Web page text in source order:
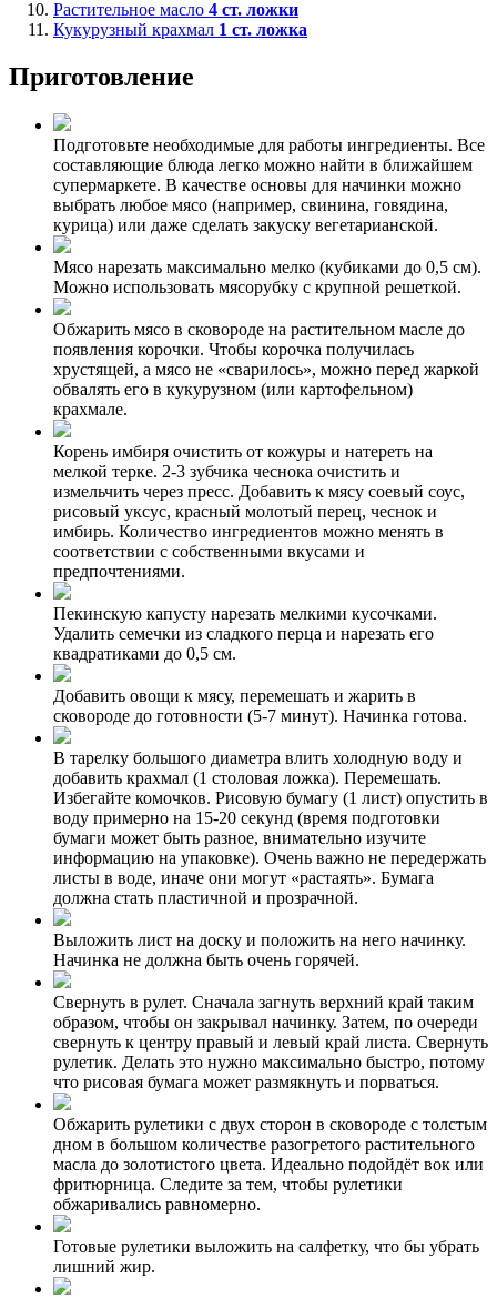
Растительное масло 4 ст. ложки
Кукурузный крахмал 1 ст. ложка
Приготовление
Подготовьте необходимые для работы ингредиенты. Все
составляющие блюда легко можно найти в ближайшем
супермаркете. В качестве основы для начинки можно
выбрать любое мясо (например, свинина, говядина,
курица) или даже сделать закуску вегетарианской.
Мясо нарезать максимально мелко (кубиками до 0,5 см).
Можно использовать мясорубку с крупной решеткой.
Обжарить мясо в сковороде на растительном масле до
появления корочки. Чтобы корочка получилась
хрустящей, а мясо не «сварилось», можно перед жаркой
обвалять его в кукурузном (или картофельном)
крахмале.
Корень имбиря очистить от кожуры и натереть на
мелкой терке. 2-3 зубчика чеснока очистить и
измельчить через пресс. Добавить к мясу соевый соус,
рисовый уксус, красный молотый перец, чеснок и
имбирь. Количество ингредиентов можно менять в
соответствии с собственными вкусами и
предпочтениями.
Пекинскую капусту нарезать мелкими кусочками.
Удалить семечки из сладкого перца и нарезать его
квадратиками до 0,5 см.
Добавить овощи к мясу, перемешать и жарить в
сковороде до готовности (5-7 минут). Начинка готова.
В тарелку большого диаметра влить холодную воду и
добавить крахмал (1 столовая ложка). Перемешать.
Избегайте комочков. Рисовую бумагу (1 лист) опустить в
воду примерно на 15-20 секунд (время подготовки
бумаги может быть разное, внимательно изучите
информацию на упаковке). Очень важно не передержать
листы в воде, иначе они могут «растаять». Бумага
должна стать пластичной и прозрачной.
Выложить лист на доску и положить на него начинку.
Начинка не должна быть очень горячей.
Свернуть в рулет. Сначала загнуть верхний край таким
образом, чтобы он закрывал начинку. Затем, по очереди
свернуть к центру правый и левый край листа. Свернуть
рулетик. Делать это нужно максимально быстро, потому
что рисовая бумага может размякнуть и порваться.
Обжарить рулетики с двух сторон в сковороде с толстым
дном в большом количестве разогретого растительного
масла до золотистого цвета. Идеально подойдёт вок или
фритюрница. Следите за тем, чтобы рулетики
обжаривались равномерно.
Готовые рулетики выложить на салфетку, что бы убрать
лишний жир.